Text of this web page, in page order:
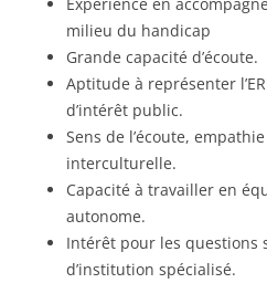
milieu du handicap
Grande capacité d’écoute.
Aptitude à représenter
d’intérêt public.
Sens de l’écoute,
interculturelle.
Capacité à travailler en
autonome.
Intérêt pour les questions
d’institution spécialisé.